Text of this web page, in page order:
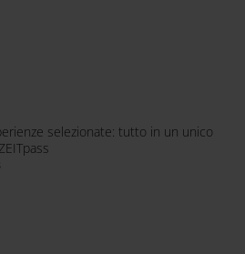
selezionate: tutto in un unico